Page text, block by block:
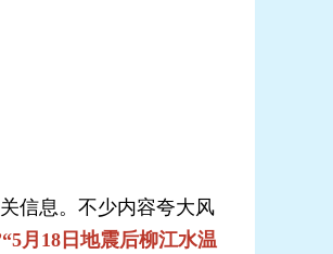
信息。不少内容夸大风
月18日地震后柳江水温